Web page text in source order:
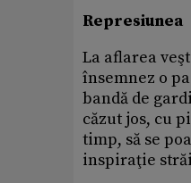
Represiunea
La aflarea
însemnez o
bandă de
căzut jos, cu
timp, să se
inspiraţie